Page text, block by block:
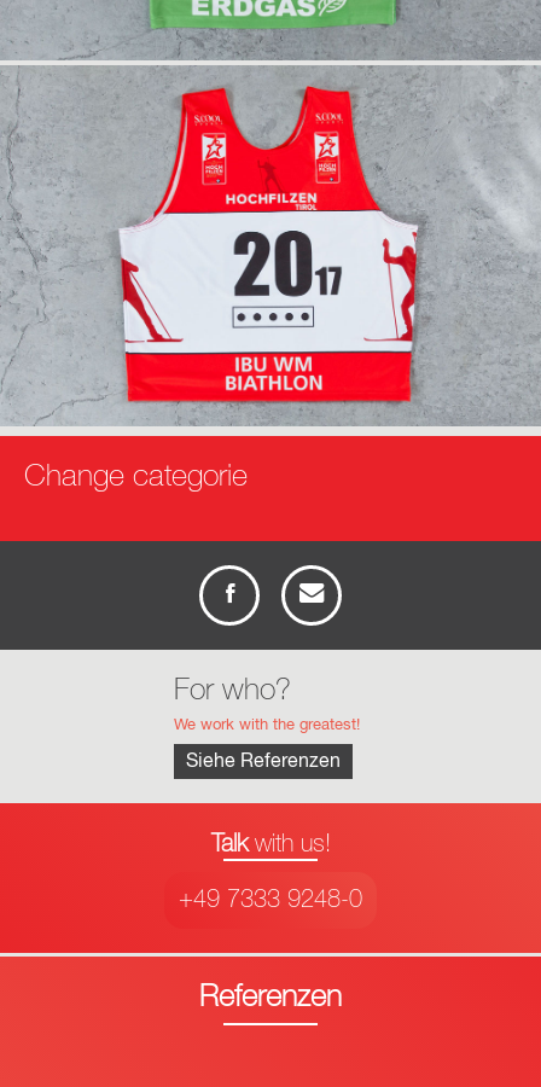
info anfrage
Change categorie
For who?
We work with the greatest!
Siehe Referenzen
Talkwith us!
+49 7333 9248-0
Referenzen